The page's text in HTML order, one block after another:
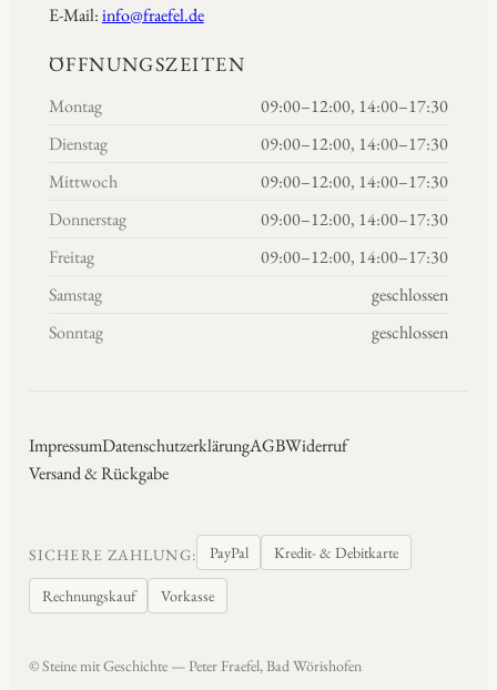
E-Mail:info@fraefel.de
ÖFFNUNGSZEITEN
Montag
09:00–12:00, 14:00–17:30
Dienstag
09:00–12:00, 14:00–17:30
Mittwoch
09:00–12:00, 14:00–17:30
Donnerstag
09:00–12:00, 14:00–17:30
Freitag
09:00–12:00, 14:00–17:30
Samstag
geschlossen
Sonntag
geschlossen
ImpressumDatenschutzerklärungAGBWiderruf
Versand & Rückgabe
SICHERE ZAHLUNG: PayPal Kredit- & Debitkarte
Rechnungskauf Vorkasse
© Steine mit Geschichte — Peter Fraefel, Bad Wörishofen